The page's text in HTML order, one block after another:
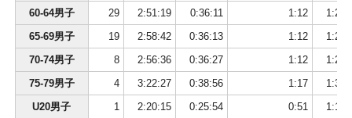
54
6070 石丸 久志 42 兵庫県
2:15:52
55
3155 三須 秀明 54 東京都
2:16:41
56
1103 庄司 元樹 31 男 神奈川県
2:16:48
5041
58
1073 田所 隆之 29 大阪府
2:17:06
59
6010 40 東京都
2:17:07
60-64男子
29 2:51:19 0:36:11 1:12
65-69男子
19 2:58:42 0:36:13 1:12
70-74男子
8 2:56:36 0:36:27 1:12
75-79男子
4 3:22:27 0:38:56 1:17
U20男子
1 2:20:15 0:25:54 0:51